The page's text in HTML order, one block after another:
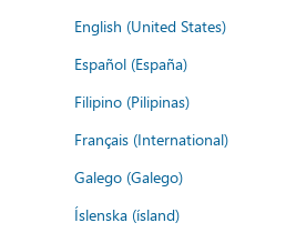
English (United States)
Español (España)
Filipino (Pilipinas)
Français (International)
Galego (Galego)
Íslenska (ísland)